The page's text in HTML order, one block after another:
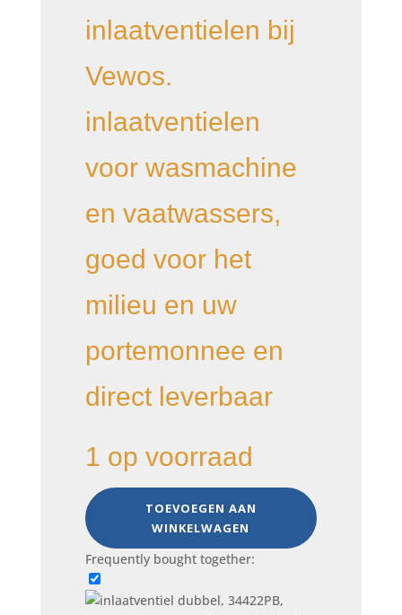
inlaatventielen bij
Vewos.
inlaatventielen
voor wasmachine
en vaatwassers,
goed voor het
milieu en uw
portemonnee en
direct leverbaar
1 op voorraad
inlaatventiel
dubbel,
34422PB,
290727010,
wasmachine
onderdeel
TOEVOEGEN AAN
WINKELWAGEN
Frequently bought together: